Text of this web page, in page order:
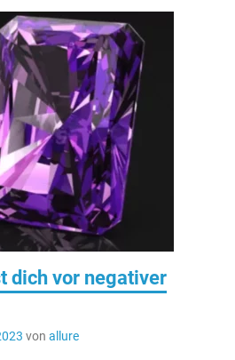
dich vor negativer
von allure